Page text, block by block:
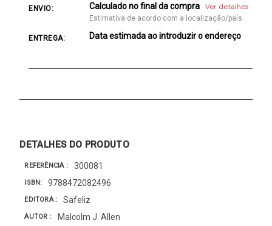
ENVIO: Calculado no final da compra Ver detalhes
Estimativa de acordo com a localização/país
ENTREGA: Data estimada ao introduzir o endereço
DETALHES DO PRODUTO
REFERÊNCIA 300081
ISBN 9788472082496
EDITORA Safeliz
AUTOR Malcolm J. Allen